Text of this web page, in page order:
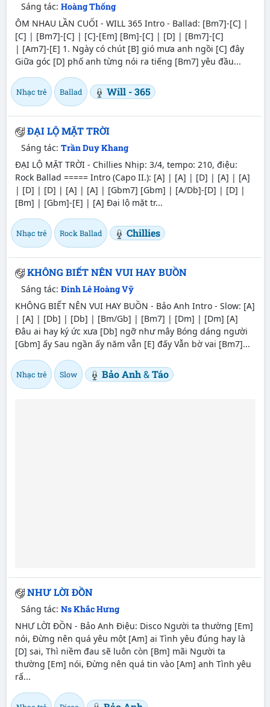
Sáng tác: Hoàng Thống
ÔM NHAU LẦN CUỐI - WILL 365 Intro - Ballad: [Bm7]-[C] |
[C] | [Bm7]-[C] | [C]-[Em] [Bm]-[C] | [D] | [Bm7]-[C]
| [Am7]-[E] 1. Ngày có chút [B] gió mưa anh ngồi [C] đây
Giữa góc [D] phố anh từng nói ra tiếng [Bm7] yêu đầu...
Nhạc trẻ Ballad Will - 365
ĐẠI LỘ MẶT TRỜI
Sáng tác: Trần Duy Khang
ĐẠI LỘ MẶT TRỜI - Chillies Nhịp: 3/4, tempo: 210, điệu:
Rock Ballad ===== Intro (Capo II.): [A] | [A] | [D] | [A] | [A]
| [D] | [D] | [A] | [A] | [Gbm7] [Gbm] | [A/Db]-[D] | [D] |
[Bm] | [Gbm]-[E] | [A] Đại lộ mặt tr...
Nhạc trẻ Rock Ballad Chillies
KHÔNG BIẾT NÊN VUI HAY BUỒN
Sáng tác: Đinh Lê Hoàng Vỹ
KHÔNG BIẾT NÊN VUI HAY BUỒN - Bảo Anh Intro - Slow: [A]
| [A] | [Db] | [Db] | [Bm/Gb] | [Bm7] | [Dm] | [Dm] [A]
Đâu ai hay ký ức xưa [Db] ngỡ như mây Bóng dáng người
[Gbm] ấy Sau ngần ấy năm vẫn [E] đấy Vẫn bờ vai [Bm7]...
Nhạc trẻ Slow Bảo Anh&Táo
NHƯ LỜI ĐỒN
Sáng tác: Ns Khắc Hưng
NHƯ LỜI ĐỒN - Bảo Anh Điệu: Disco Người ta thường [Em]
nói, Đừng nên quá yêu một [Am] ai Tình yêu đúng hay là
[D] sai, Thì niềm đau sẽ luôn còn [Bm] mãi Người ta
thường [Em] nói, Đừng nên quá tin vào [Am] anh Tình yêu
rấ...